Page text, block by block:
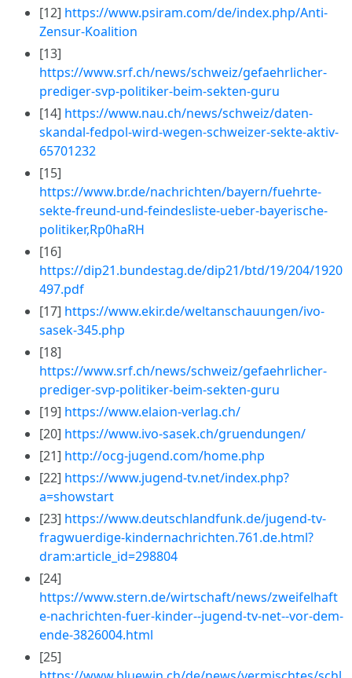
[12] https://www.psiram.com/de/index.php/Anti-
Zensur-Koalition
[13]
https://www.srf.ch/news/schweiz/gefaehrlicher-
prediger-svp-politiker-beim-sekten-guru
[14] https://www.nau.ch/news/schweiz/daten-
skandal-fedpol-wird-wegen-schweizer-sekte-aktiv-
65701232
[15]
https://www.br.de/nachrichten/bayern/fuehrte-
sekte-freund-und-feindesliste-ueber-bayerische-
politiker,Rp0haRH
[16]
https://dip21.bundestag.de/dip21/btd/19/204/1920
497.pdf
[17] https://www.ekir.de/weltanschauungen/ivo-
sasek-345.php
[18]
https://www.srf.ch/news/schweiz/gefaehrlicher-
prediger-svp-politiker-beim-sekten-guru
[19] https://www.elaion-verlag.ch/
[20] https://www.ivo-sasek.ch/gruendungen/
[21] http://ocg-jugend.com/home.php
[22] https://www.jugend-tv.net/index.php?
a=showstart
[23] https://www.deutschlandfunk.de/jugend-tv-
fragwuerdige-kindernachrichten.761.de.html?
dram:article_id=298804
[24]
https://www.stern.de/wirtschaft/news/zweifelhaft
e-nachrichten-fuer-kinder--jugend-tv-net--vor-dem-
ende-3826004.html
[25]